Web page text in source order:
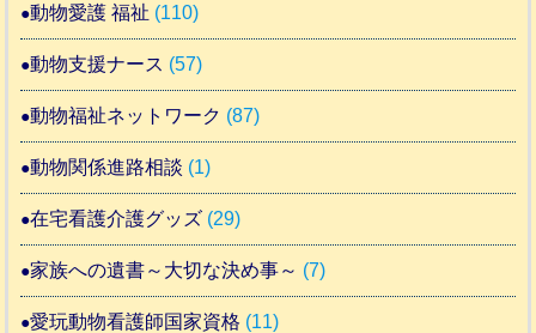
動物愛護 福祉 (110)
動物支援ナース (57)
動物福祉ネットワーク (87)
動物関係進路相談 (1)
在宅看護介護グッズ (29)
家族への遺書～大切な決め事～ (7)
愛玩動物看護師国家資格 (11)